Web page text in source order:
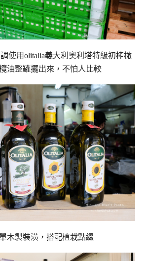
使用olitalia義大利奧利塔特級初榨橄
油整罐擺出來，不怕人比較
木製裝潢，搭配植栽點綴